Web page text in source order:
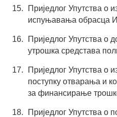
Приједлог Упутства о
испуњавања обрасца
Приједлог Упутства о
утрошка средстава
Приједлог Упутства о
поступку отварања и
за финансирање
Приједлог Упутства о